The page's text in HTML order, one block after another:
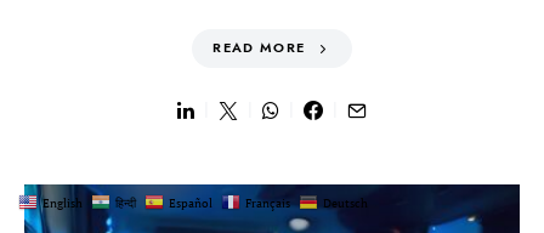
READ MORE
English हिन्दी Español Français Deutsch